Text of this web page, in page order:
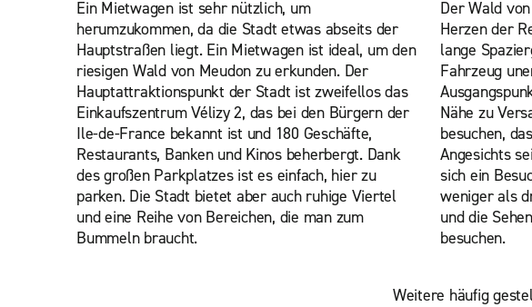
Ein Mietwagen ist sehr nützlich, um
herumzukommen, da die Stadt etwas abseits der
Hauptstraßen liegt. Ein Mietwagen ist ideal, um den
riesigen Wald von Meudon zu erkunden. Der
Hauptattraktionspunkt der Stadt ist zweifellos das
Einkaufszentrum Vélizy 2, das bei den Bürgern der
Ile-de-France bekannt ist und 180 Geschäfte,
Restaurants, Banken und Kinos beherbergt. Dank
des großen Parkplatzes ist es einfach, hier zu
parken. Die Stadt bietet aber auch ruhige Viertel
und eine Reihe von Bereichen, die man zum
Bummeln braucht.
Der Wald
Herzen der
lange
Fahrzeug
Nähe zu
besuchen,
Angesichts
sich ein
weniger als
und die
besuchen.
Weitere häufig